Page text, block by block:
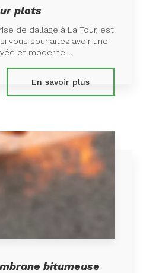
plots
de dallage à La Tour, est
vous souhaitez avoir une
et moderne....
En savoir plus
bitumeuse